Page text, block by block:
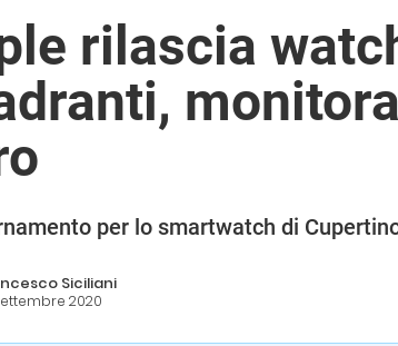
rilascia
per lo smartwatch di
Siciliani
2020